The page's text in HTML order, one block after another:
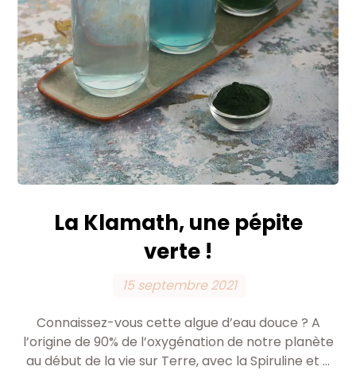
La Klamath, une pépite
verte !
15 septembre 2021
Connaissez-vous cette algue d’eau douce ? A
l’origine de 90% de l’oxygénation de notre planète
au début de la vie sur Terre, avec la Spiruline et ...